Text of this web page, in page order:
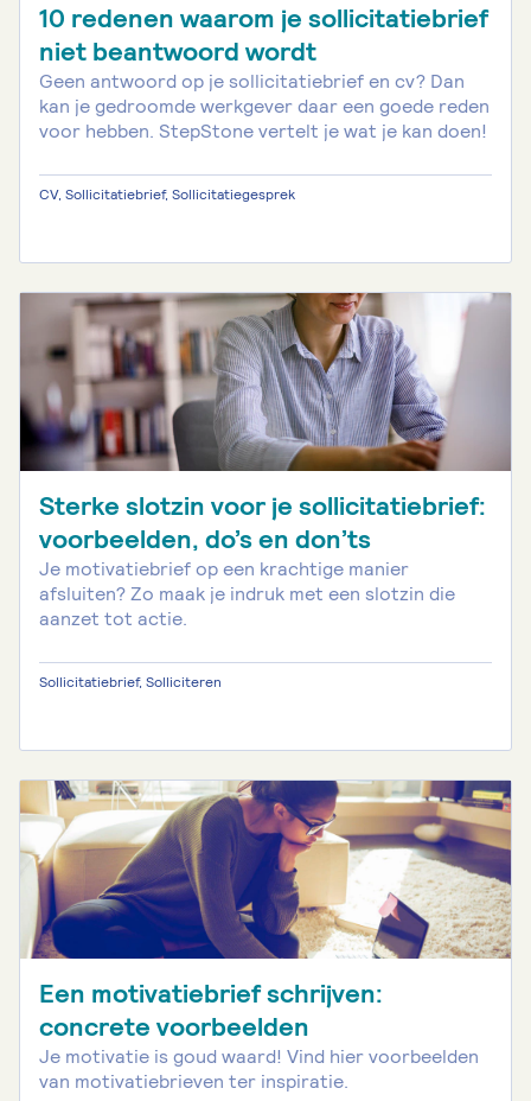
10 redenen waarom je sollicitatiebrief
niet beantwoord wordt
Geen antwoord op je sollicitatiebrief en cv? Dan
kan je gedroomde werkgever daar een goede reden
voor hebben. StepStone vertelt je wat je kan doen!
CV, Sollicitatiebrief, Sollicitatiegesprek
Sterke slotzin voor je sollicitatiebrief:
voorbeelden, do’s en don’ts
Je motivatiebrief op een krachtige manier
afsluiten? Zo maak je indruk met een slotzin die
aanzet tot actie.
Sollicitatiebrief, Solliciteren
Een motivatiebrief schrijven:
concrete voorbeelden
Je motivatie is goud waard! Vind hier voorbeelden
van motivatiebrieven ter inspiratie.